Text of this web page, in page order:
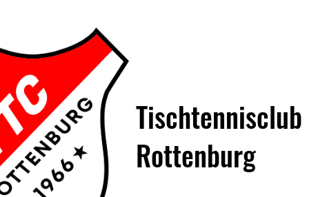
Tischtennisclub
Rottenburg